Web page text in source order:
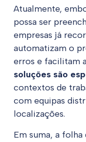
Atualmente,
possa ser
empresas já
automatizam o
erros e facilitam
soluções são
contextos de
com equipas
localizações.
Em suma, a